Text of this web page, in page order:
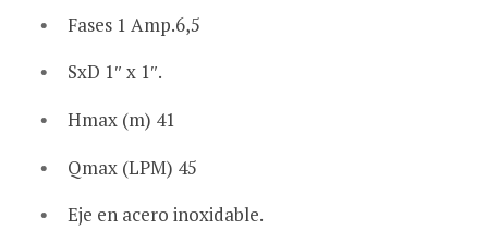
Fases 1 Amp.6,5
SxD 1″ x 1″.
Hmax (m) 41
Qmax (LPM) 45
Eje en acero inoxidable.